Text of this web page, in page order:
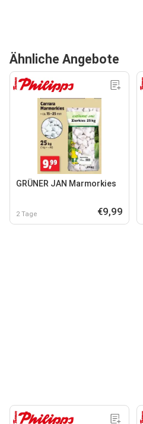
Ähnliche Angebote
GRÜNER JAN Marmorkies
2 Tage €9,99